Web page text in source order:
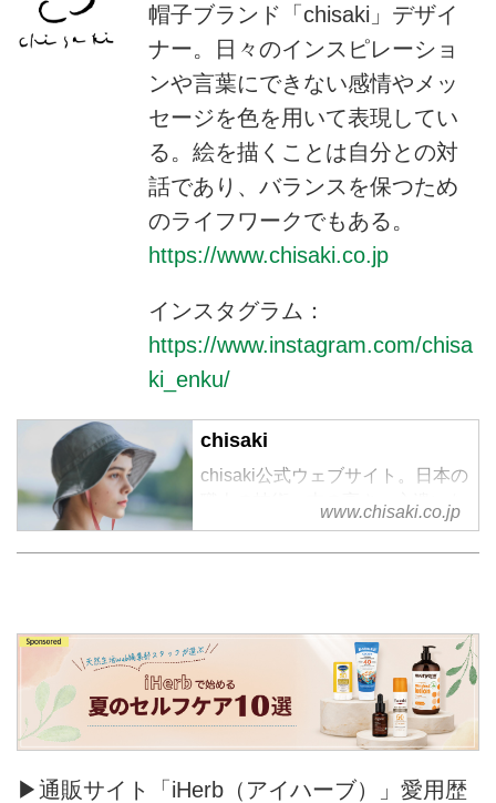
帽子ブランド「chisaki」デザイ
ナー。日々のインスピレーショ
ンや言葉にできない感情やメッ
セージを色を用いて表現してい
る。絵を描くことは自分との対
話であり、バランスを保つため
のライフワークでもある。
https://www.chisaki.co.jp
インスタグラム：
https://www.instagram.com/chisa
ki_enku/
chisaki
chisaki公式ウェブサイト。日本の
職人の技術、志の高さ、心遣いな
どに共感し、日本製に重きを置き
2016SSコレクションより、
www.chisaki.co.jp
▶通販サイト「iHerb（アイハーブ）」愛用歴